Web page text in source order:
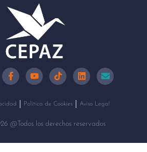
Política de Cookies Aviso Legal
@Todos los derechos reservados